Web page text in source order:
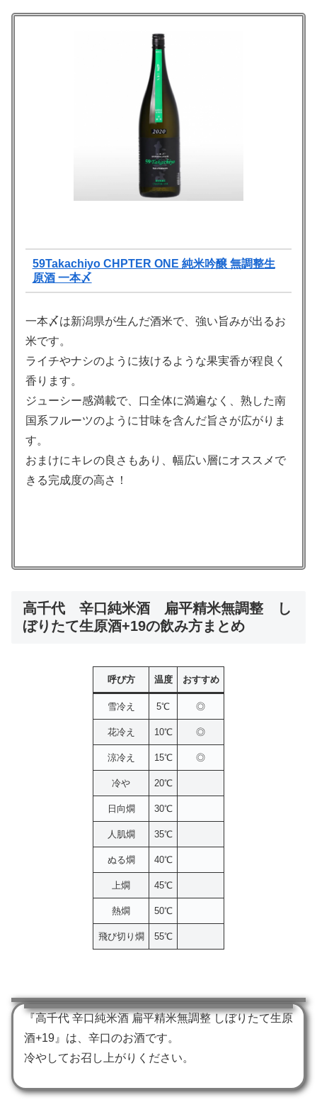
59Takachiyo CHPTER ONE 純米吟醸 無調整生
原酒 一本〆
一本〆は新潟県が生んだ酒米で、強い旨みが出るお
米です。
ライチやナシのように抜けるような果実香が程良く
香ります。
ジューシー感満載で、口全体に満遍なく、熟した南
国系フルーツのように甘味を含んだ旨さが広がりま
す。
おまけにキレの良さもあり、幅広い層にオススメで
きる完成度の高さ！
高千代 辛口純米酒 扁平精米無調整 し
ぼりたて生原酒+19の飲み方まとめ
呼び方 温度 おすすめ
雪冷え 5℃ ◎
花冷え 10℃ ◎
涼冷え 15℃ ◎
冷や 20℃
日向燗 30℃
人肌燗 35℃
ぬる燗 40℃
上燗 45℃
熱燗 50℃
飛び切り燗 55℃
『高千代 辛口純米酒 扁平精米無調整 しぼりたて生原
酒+19』は、辛口のお酒です。
冷やしてお召し上がりください。